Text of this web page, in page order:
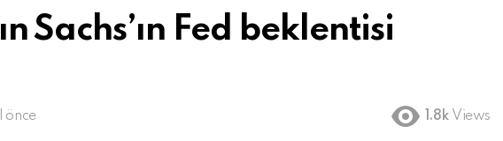
Sachs’ın Fed beklentisi
önce 1.8k Views